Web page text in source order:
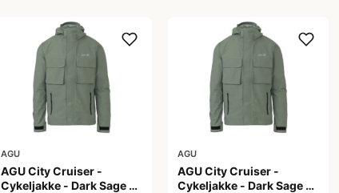
AGU
AGU City Cruiser -
Cykeljakke - Dark Sage -
AGU
AGU City Cruiser -
Cykeljakke - Dark Sage -